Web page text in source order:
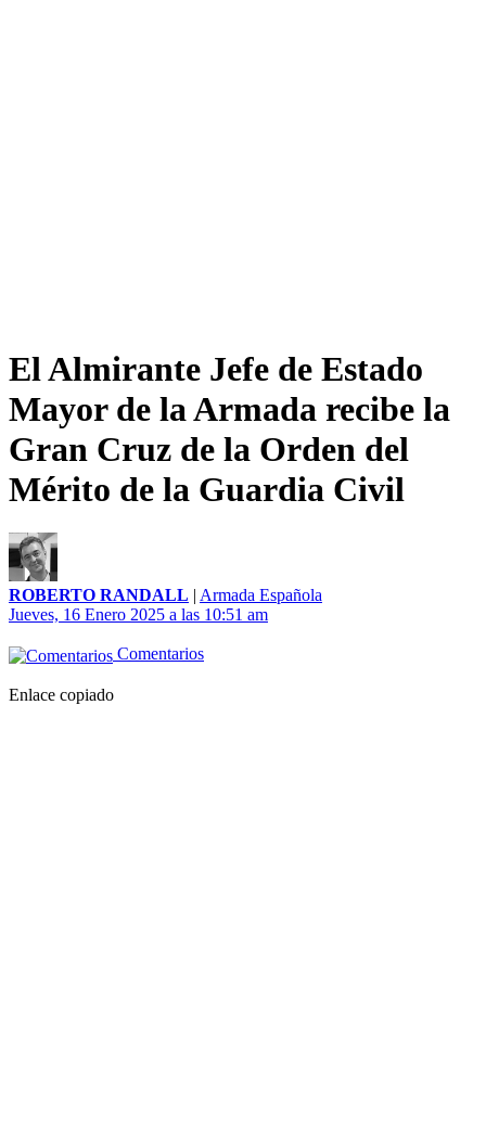
El Almirante Jefe de Estado
Mayor de la Armada recibe la
Gran Cruz de la Orden del
Mérito de la Guardia Civil
ROBERTO RANDALL | Armada Española
Jueves, 16 Enero 2025 a las 10:51 am
Comentarios
Enlace copiado